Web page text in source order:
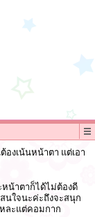
องเน้นหน้าตา แต่เอา
หน้าตาก็ได้ไม่ต้องดี
นใจนะค่ะถึงจะสนุก
ละแต่คอมกาก